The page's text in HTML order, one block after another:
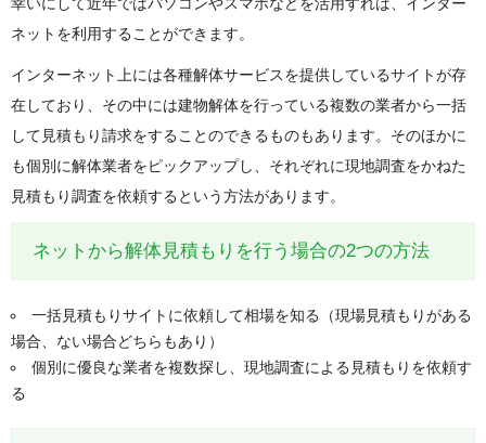
ネットを利用することができます。
インターネット上には各種解体サービスを提供しているサイトが存
在しており、その中には建物解体を行っている複数の業者から一括
して見積もり請求をすることのできるものもあります。そのほかに
も個別に解体業者をピックアップし、それぞれに現地調査をかねた
見積もり調査を依頼するという方法があります。
ネットから解体見積もりを行う場合の2つの方法
一括見積もりサイトに依頼して相場を知る（現場見積もりがある
場合、ない場合どちらもあり）
個別に優良な業者を複数探し、現地調査による見積もりを依頼す
る